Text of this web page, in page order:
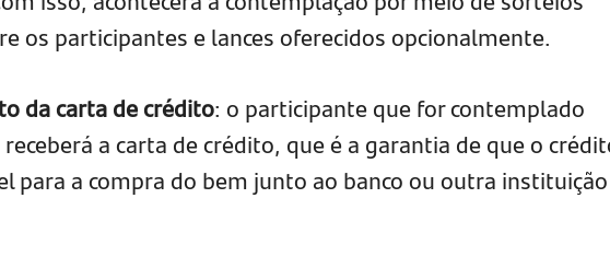
os participantes e lances oferecidos opcionalmente.
da carta de crédito: o participante que for contemplado
a carta de crédito, que é a garantia de que o
para a compra do bem junto ao banco ou outra instituição